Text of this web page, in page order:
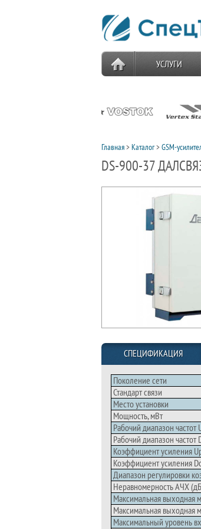
УСЛУГИ
Главная>Каталог>GSM-
DS-900-37
СПЕЦИФИКАЦИЯ
Поколение сети
Стандарт связи
Место установки
Мощность, мВт
Рабочий диапазон частот
Рабочий диапазон
Коэффициент усиления
Коэффициент усиления
Диапазон регулировки
Неравномерность АЧХ
Максимальная выходная
Максимальная выходная
Максимальный уровень